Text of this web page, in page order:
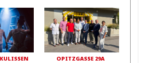
OPITZGASSE 29A